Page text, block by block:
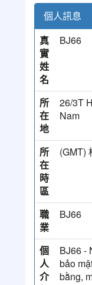
個人訊息
真
實
姓
名
BJ66
所
在
地
26/3T
Nam
所
在
時
區
(GMT)
職
業
BJ66
個
人
介
BJ66 -
bảo
bằng,